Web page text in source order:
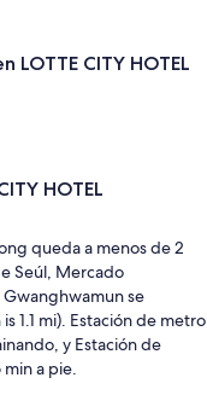
LOTTE CITY HOTEL
HOTEL
queda a menos de 2
Seúl, Mercado
se
1.1 mi). Estación de metro
y Estación de
a pie.